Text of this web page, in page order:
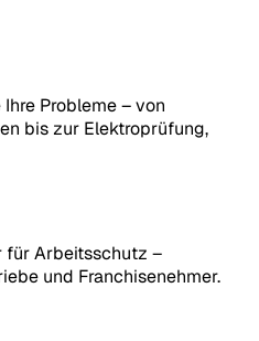
Probleme – von
bis zur Elektroprüfung,
für Arbeitsschutz –
und Franchisenehmer.